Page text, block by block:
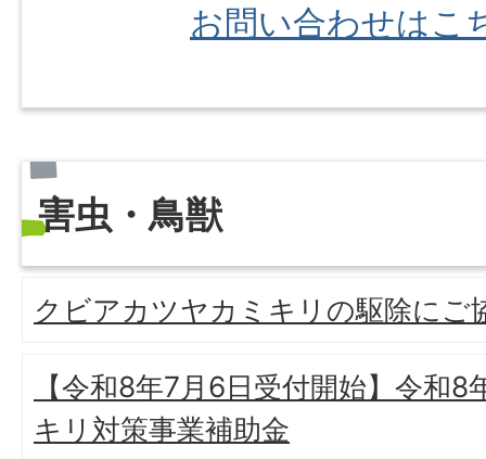
お問い合わせはこ
害虫・鳥獣
クビアカツヤカミキリの駆除にご
【令和8年7月6日受付開始】令和
キリ対策事業補助金